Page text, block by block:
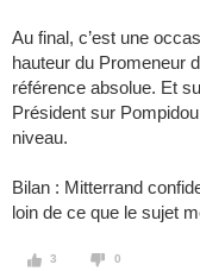
Au final, c’est une
hauteur du Promeneur
référence absolue. Et
Président sur
niveau.
Bilan : Mitterrand
loin de ce que le sujet
3 0